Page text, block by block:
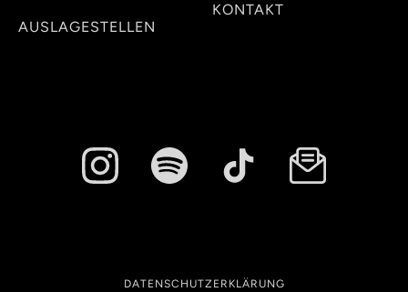
AUSLAGESTELLEN
KONTAKT
DATENSCHUTZERKLÄRUNG